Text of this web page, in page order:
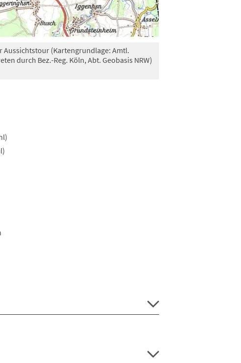
Aussichtstour (Kartengrundlage: Amtl.
durch Bez.-Reg. Köln, Abt. Geobasis NRW)